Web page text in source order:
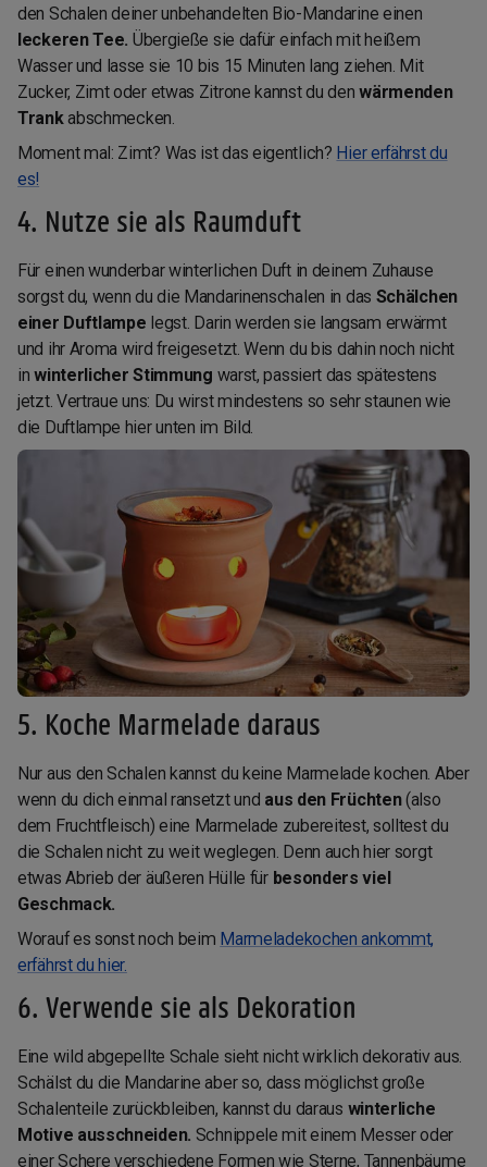
den Schalen deiner unbehandelten Bio-Mandarine einen
leckeren Tee. Übergieße sie dafür einfach mit heißem
Wasser und lasse sie 10 bis 15 Minuten lang ziehen. Mit
Zucker, Zimt oder etwas Zitrone kannst du denwärmenden
Trankabschmecken.
Moment mal: Zimt? Was ist das eigentlich? Hier erfährst du
es!
4. Nutze sie als Raumduft
Für einen wunderbar winterlichen Duft in deinem Zuhause
sorgst du, wenn du die Mandarinenschalen in das Schälchen
einer Duftlampe legst. Darin werden sie langsam erwärmt
und ihr Aroma wird freigesetzt. Wenn du bis dahin noch nicht
inwinterlicher Stimmung warst, passiert das spätestens
jetzt. Vertraue uns: Du wirst mindestens so sehr staunen wie
die Duftlampe hier unten im Bild.
5. Koche Marmelade daraus
Nur aus den Schalen kannst du keine Marmelade kochen. Aber
wenn du dich einmal ransetzt und aus den Früchten(also
dem Fruchtfleisch) eine Marmelade zubereitest, solltest du
die Schalen nicht zu weit weglegen. Denn auch hier sorgt
etwas Abrieb der äußeren Hülle für besonders viel
Geschmack.
Worauf es sonst noch beim Marmeladekochen ankommt,
erfährst du hier.
6. Verwende sie als Dekoration
Eine wild abgepellte Schale sieht nicht wirklich dekorativ aus.
Schälst du die Mandarine aber so, dass möglichst große
Schalenteile zurückbleiben, kannst du daraus winterliche
Motive ausschneiden. Schnippele mit einem Messer oder
einer Schere verschiedene Formen wie Sterne, Tannenbäume